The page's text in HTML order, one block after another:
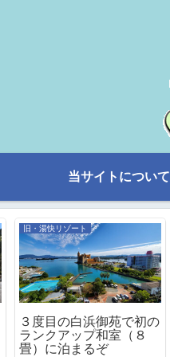
当サイトについて
旧・湯快リゾート
３度目の白浜御苑で初の
ランクアップ和室（８
畳）に泊まるぞ